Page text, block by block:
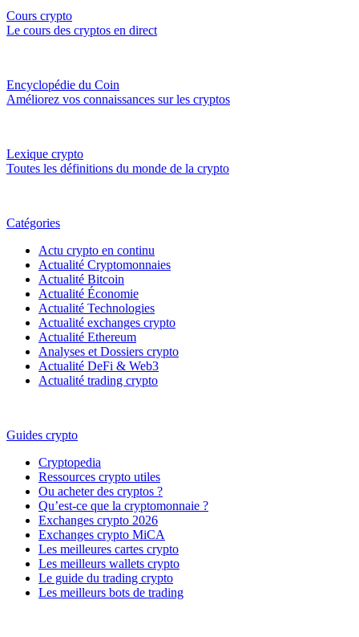
Cours crypto
Le cours des cryptos en direct
Encyclopédie du Coin
Améliorez vos connaissances sur les cryptos
Lexique crypto
Toutes les définitions du monde de la crypto
Catégories
Actu crypto en continu
Actualité Cryptomonnaies
Actualité Bitcoin
Actualité Économie
Actualité Technologies
Actualité exchanges crypto
Actualité Ethereum
Analyses et Dossiers crypto
Actualité DeFi & Web3
Actualité trading crypto
Guides crypto
Cryptopedia
Ressources crypto utiles
Ou acheter des cryptos ?
Qu’est-ce que la cryptomonnaie ?
Exchanges crypto 2026
Exchanges crypto MiCA
Les meilleures cartes crypto
Les meilleurs wallets crypto
Le guide du trading crypto
Les meilleurs bots de trading